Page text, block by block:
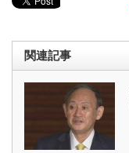
関連記事